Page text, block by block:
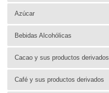
Azúcar
Bebidas Alcohólicas
Cacao y sus productos derivados
Café y sus productos derivados